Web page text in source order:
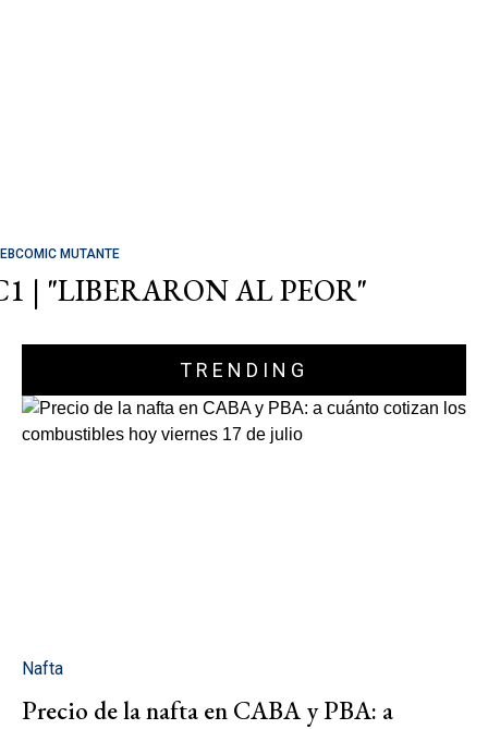
MUTANTE
| "LIBERARON AL PEOR"
TRENDING
Nafta
Precio de la nafta en CABA y PBA: a